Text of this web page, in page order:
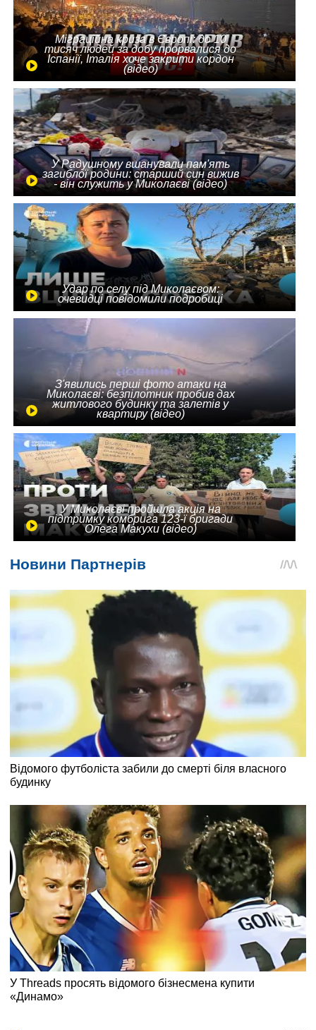
Міграційна криза в Європі: до 10
тисяч людей за добу прорвалися до
Іспанії, Італія хоче закрити кордон
(відео)
У Радушному вшанували пам'ять
загиблої родини: старший син вижив
- він служить у Миколаєві (відео)
Удар по селу під Миколаєвом:
очевидці повідомили подробиці
З'явились перші фото атаки на
Миколаєві: безпілотник пробив дах
житлового будинку та залетів у
квартиру (відео)
У Миколаєві пройшла акція на
підтримку комбрига 123-ї бригади
Олега Макухи (відео)